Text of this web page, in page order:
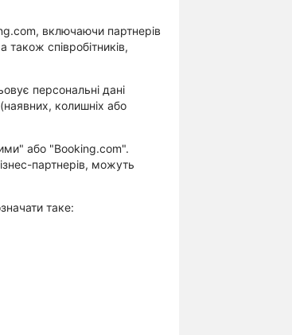
включаючи партнерів
також співробітників,
персональні дані
(наявних, колишніх або
або "Booking.com".
партнерів, можуть
таке: